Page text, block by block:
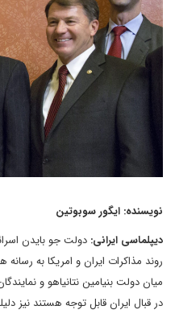
نویسنده: ایگور سوبوتین
دیپلماسی ایرانی: دولت جو بایدن
روند مذاکرات ایران و امریکا به
میان دولت بنیامین نتانیاهو و
در قبال ایران قابل توجه هستند نیز